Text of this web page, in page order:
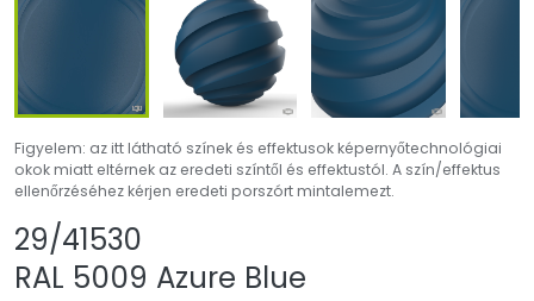
Figyelem: az itt látható színek és effektusok képernyőtechnológiai
okok miatt eltérnek az eredeti színtől és effektustól. A szín/effektus
ellenőrzéséhez kérjen eredeti porszórt mintalemezt.
29/41530
RAL 5009 Azure Blue